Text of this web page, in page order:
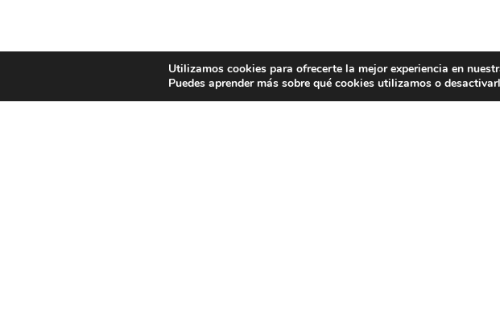
Utilizamos cookies para ofrecerte la mejor experiencia en
Puedes aprender más sobre qué cookies utilizamos o